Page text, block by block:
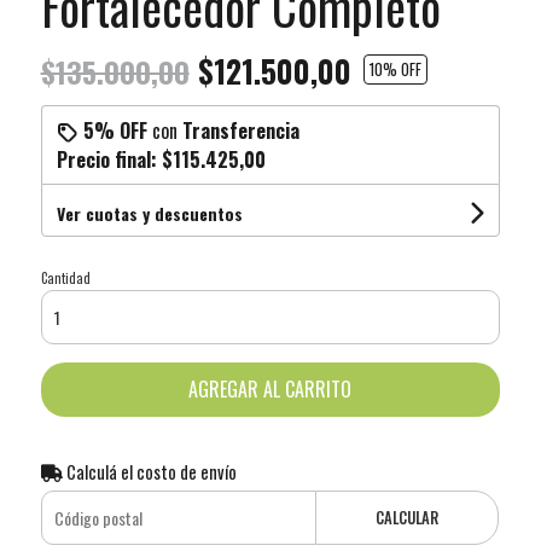
$135.000,00$121.500,00 10% OFF
5% OFFcon Transferencia
Precio final: $115.425,00
Ver cuotas y descuentos
Cantidad
AGREGAR AL CARRITO
Calculá el costo de envío
CALCULAR